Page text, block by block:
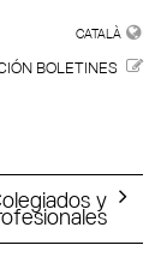
CATALÀ
BOLETINES
y